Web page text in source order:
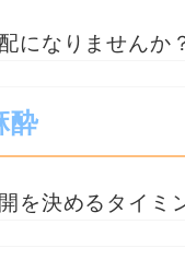
になりませんか
酔
を決めるタイミ